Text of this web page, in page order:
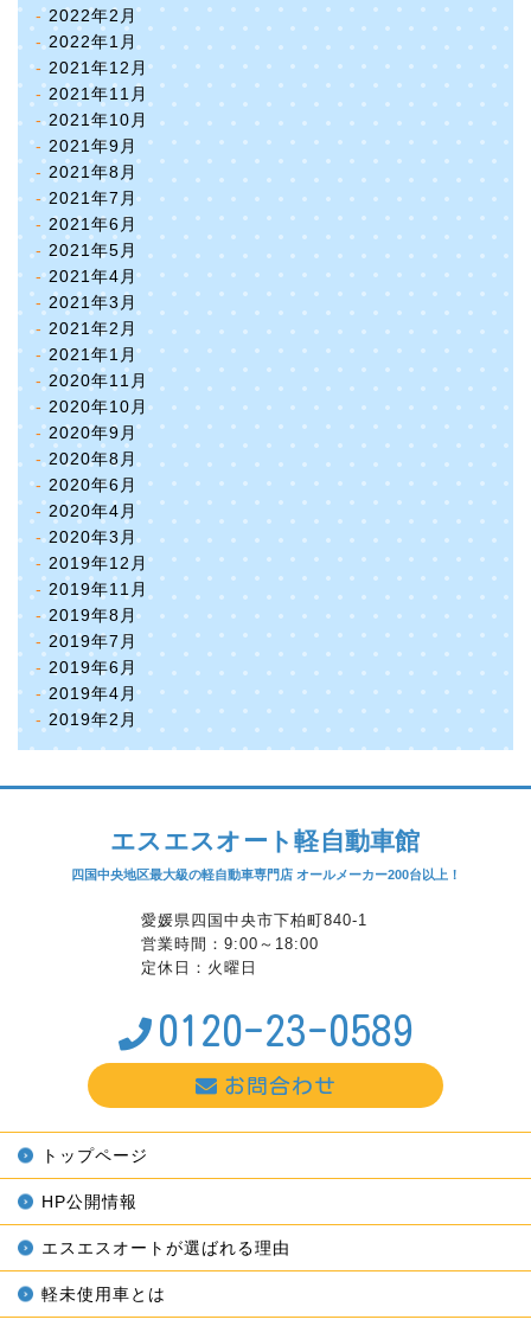
2022年2月
2022年1月
2021年12月
2021年11月
2021年10月
2021年9月
2021年8月
2021年7月
2021年6月
2021年5月
2021年4月
2021年3月
2021年2月
2021年1月
2020年11月
2020年10月
2020年9月
2020年8月
2020年6月
2020年4月
2020年3月
2019年12月
2019年11月
2019年8月
2019年7月
2019年6月
2019年4月
2019年2月
エスエスオート軽自動車館
四国中央地区最大級の軽自動車専門店 オールメーカー200台以上！
愛媛県四国中央市下柏町840-1
営業時間：9:00～18:00
定休日：火曜日
0120-23-0589
お問合わせ
トップページ
HP公開情報
エスエスオートが選ばれる理由
軽未使用車とは